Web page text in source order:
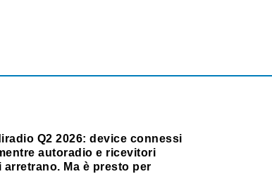
Q2 2026: device connessi
autoradio e ricevitori
Ma è presto per